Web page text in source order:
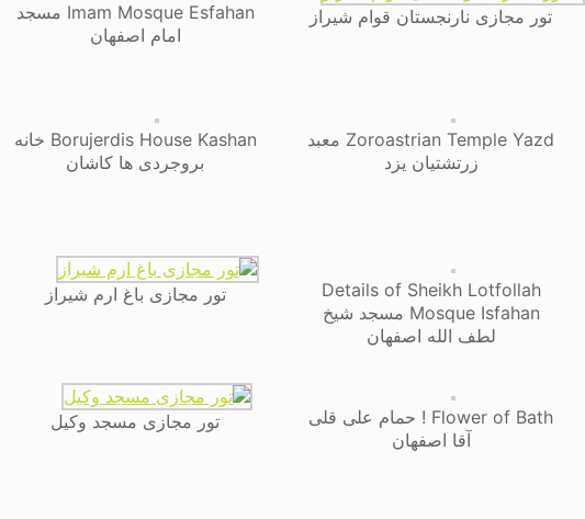
تور مجازی نارنجستان قوام شیراز
Imam Mosque Esfahan مسجد
امام اصفهان
Zoroastrian Temple Yazd معبد
زرتشتیان یزد
Borujerdis House Kashan خانه
بروجردی ها کاشان
Details of Sheikh Lotfollah
Mosque Isfahan مسجد شیخ
لطف الله اصفهان
تور مجازی باغ ارم شیراز
Flower of Bath ! حمام علی قلی
آقا اصفهان
تور مجازی مسجد وکیل